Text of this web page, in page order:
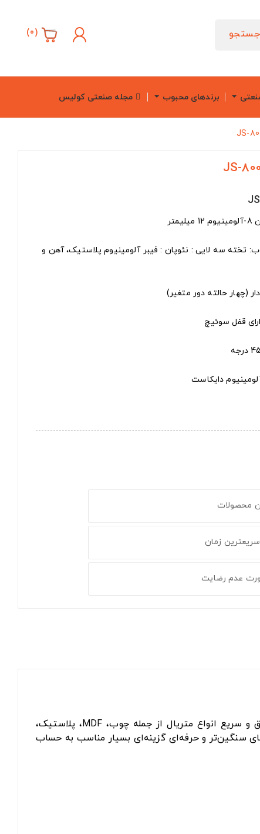
جستجو (
0
)
برندهای محبوب مجله صنعتی کولیس
سه لایی : نئوپان : فیبر آلومینیوم پلاستیک، آهن و
(چهار حالته دور متغیر)
قفل سوئیچ
محصولات
زمان
عدم رضایت
و شارژی بوده که برای برش دقیق و سریع انواع متریال از جمله چوب، MDF، پلاستیک،
سنگین‌تر و حرفه‌ای گزینه‌ای بسیار مناسب به حساب